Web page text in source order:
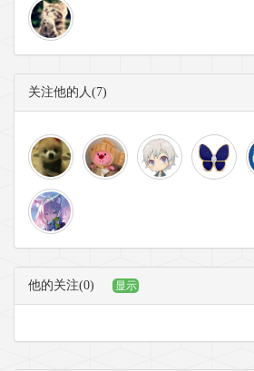
关注他的人(7)
他的关注(0) 显示